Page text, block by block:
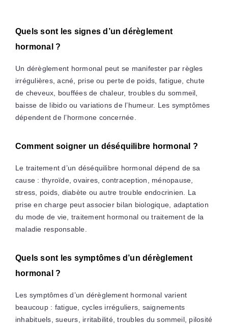
Quels sont les signes d’un dérèglement
hormonal ?
Un dérèglement hormonal peut se manifester par règles
irrégulières, acné, prise ou perte de poids, fatigue, chute
de cheveux, bouffées de chaleur, troubles du sommeil,
baisse de libido ou variations de l’humeur. Les symptômes
dépendent de l’hormone concernée.
Comment soigner un déséquilibre hormonal ?
Le traitement d’un déséquilibre hormonal dépend de sa
cause : thyroïde, ovaires, contraception, ménopause,
stress, poids, diabète ou autre trouble endocrinien. La
prise en charge peut associer bilan biologique, adaptation
du mode de vie, traitement hormonal ou traitement de la
maladie responsable.
Quels sont les symptômes d’un dérèglement
hormonal ?
Les symptômes d’un dérèglement hormonal varient
beaucoup : fatigue, cycles irréguliers, saignements
inhabituels, sueurs, irritabilité, troubles du sommeil, pilosité